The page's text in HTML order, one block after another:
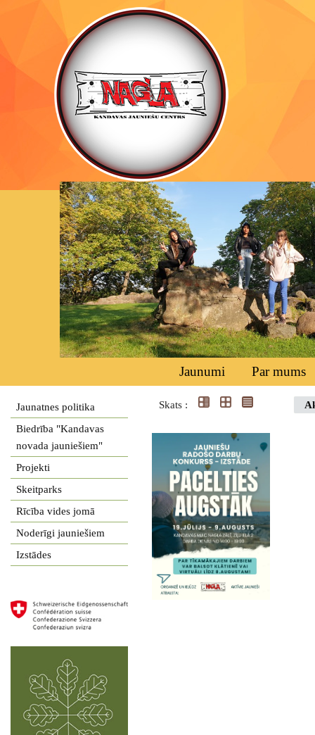
Jaunumi Par mums
Jaunatnes politika
Biedrība "Kandavas
novada jauniešiem"
Projekti
Skeitparks
Rīcība vides jomā
Noderīgi jauniešiem
Izstādes
Skats :